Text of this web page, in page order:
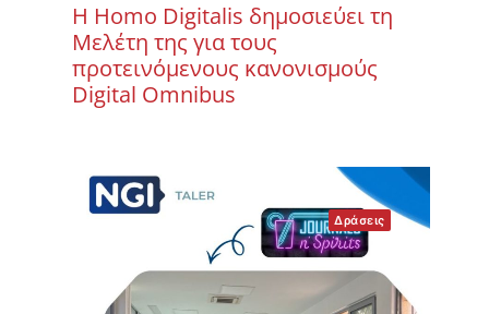
Η Homo Digitalis δημοσιεύει τη
Μελέτη της για τους
προτεινόμενους κανονισμούς
Digital Omnibus
Δράσεις